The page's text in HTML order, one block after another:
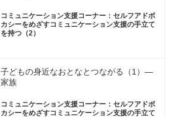
コミュニケーション支援コーナー：セルフアドボ
カシーをめざすコミュニケーション支援の手立て
を持つ（2）
子どもの身近なおとなとつながる（1）―
家族
コミュニケーション支援コーナー：セルフアドボ
カシーをめざすコミュニケーション支援の手立て